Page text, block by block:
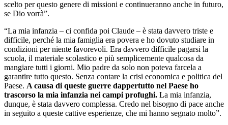
scelto per questo genere di missioni e continueranno anche in futuro,
se Dio vorrà”.
“La mia infanzia – ci confida poi Claude – è stata davvero triste e
difficile, perché la mia famiglia era povera e ho dovuto studiare in
condizioni per niente favorevoli. Era davvero difficile pagarsi la
scuola, il materiale scolastico e più semplicemente qualcosa da
mangiare tutti i giorni. Mio padre da solo non poteva farcela a
garantire tutto questo. Senza contare la crisi economica e politica del
Paese. A causa di queste guerre dappertutto nel Paese ho
trascorso la mia infanzia nei campi profughi. La mia infanzia,
dunque, è stata davvero complessa. Credo nel bisogno di pace anche
in seguito a queste cattive esperienze, che mi hanno segnato molto”.